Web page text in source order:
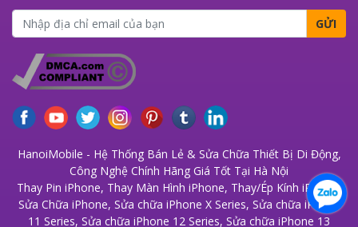
GỬI
HanoiMobile - Hệ Thống Bán Lẻ & Sửa Chữa Thiết Bị Di Động,
Công Nghệ Chính Hãng Giá Tốt Tại Hà Nội
Thay Pin iPhone, Thay Màn Hình iPhone, Thay/Ép Kính iPhone,
Sửa Chữa iPhone, Sửa chữa iPhone X Series, Sửa chữa iPhone
11 Series, Sửa chữa iPhone 12 Series, Sửa chữa iPhone 13